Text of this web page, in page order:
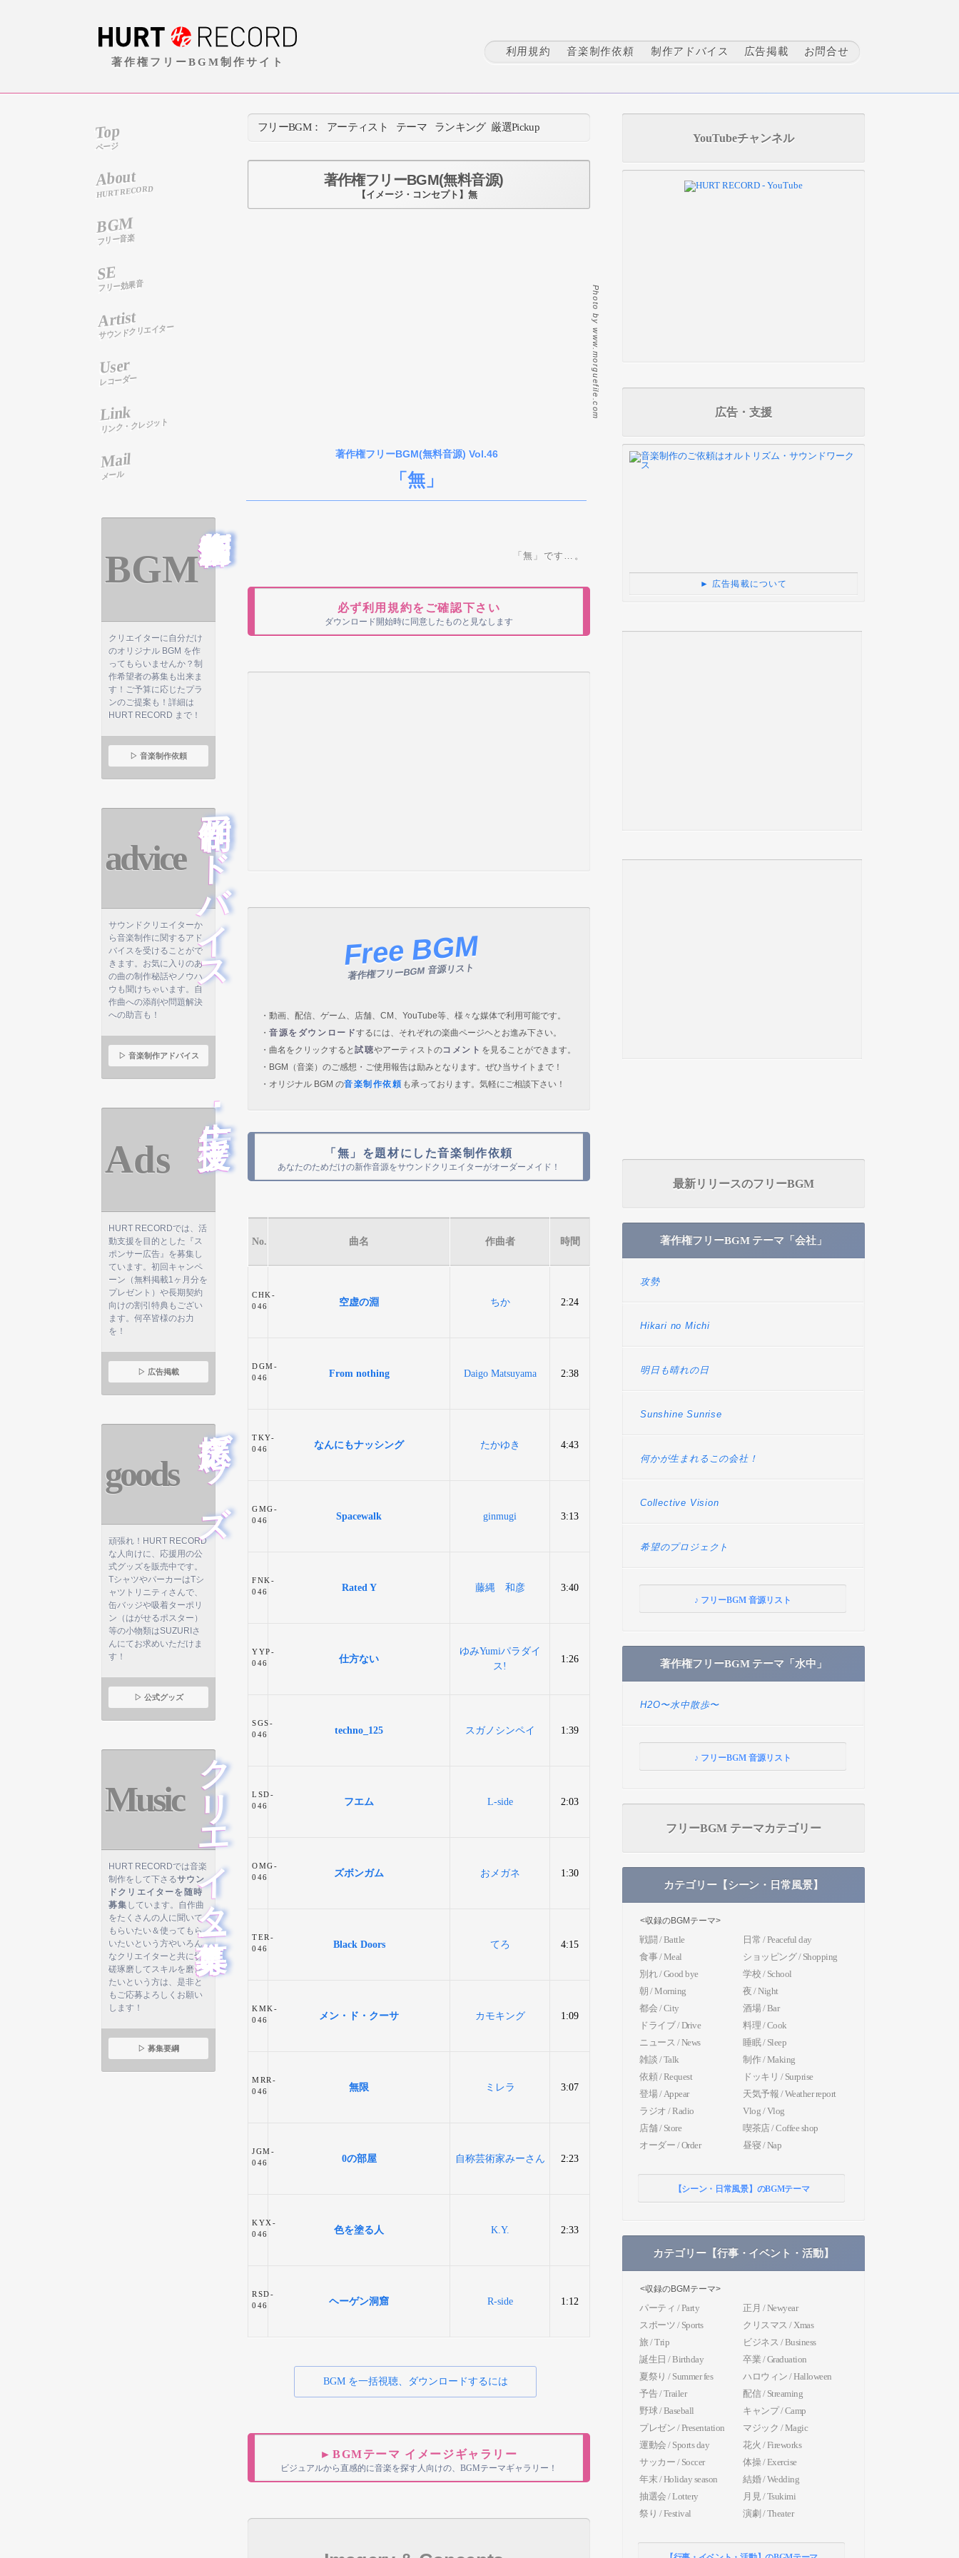
著作権フリーBGM制作サイト
利用規約 音楽制作依頼 制作アドバイス 広告掲載 お問合せ
Top
ページ
About
HURT RECORD
BGM
フリー音楽
SE
フリー効果音
Artist
サウンドクリエイター
User
レコーダー
Link
リンク・クレジット
Mail
メール
BGM
クリエイターに自分だけ
のオリジナル BGM を作
ってもらいませんか？制
作希望者の募集も出来ま
す！ご予算に応じたプラ
ンのご提案も！詳細は
HURT RECORD まで！
▷ 音楽制作依頼
advice 制作アドバイス
サウンドクリエイターか
ら音楽制作に関するアド
バイスを受けることがで
きます。お気に入りのあ
の曲の制作秘話やノウハ
ウも聞けちゃいます。自
作曲への添削や問題解決
への助言も！
▷ 音楽制作アドバイス
Ads
広告･支援
HURT RECORDでは、活
動支援を目的とした『ス
ポンサー広告』を募集し
ています。初回キャンペ
ーン（無料掲載1ヶ月分を
プレゼント）や長期契約
向けの割引特典もござい
ます。何卒皆様のお力
を！
▷ 広告掲載
goods 応援グッズ
頑張れ！HURT RECORD
な人向けに、応援用の公
式グッズを販売中です。
TシャツやパーカーはTシ
ャツトリニティさんで、
缶バッジや吸着ターポリ
ン（はがせるポスター）
等の小物類はSUZURIさ
んにてお求めいただけま
す！
▷ 公式グッズ
Music クリエイター募集
HURT RECORDでは音楽
制作をして下さるサウン
ドクリエイターを随時
募集 しています。自作曲
をたくさんの人に聞いて
もらいたい＆使ってもら
いたいという方やいろん
なクリエイターと共に切
磋琢磨してスキルを磨き
たいという方は、是非と
もご応募よろしくお願い
します！
▷ 募集要綱
フリーBGM： アーティスト テーマ ランキング 厳選Pickup
著作権フリーBGM(無料音源)
【イメージ・コンセプト】無
Photo by www.morguefile.com
著作権フリーBGM(無料音源) Vol.46
「無」
「無」です…。
必ず利用規約をご確認下さい
ダウンロード開始時に同意したものと見なします
Free BGM
著作権フリーBGM 音源リスト
・動画、配信、ゲーム、店舗、CM、YouTube等、様々な媒体で利用可能です。
・ 音源をダウンロードするには、それぞれの楽曲ページヘとお進み下さい。
・曲名をクリックすると 試聴やアーティストのコメント を見ることができます。
・BGM（音楽）のご感想・ご使用報告は励みとなります。ぜひ当サイトまで！
・オリジナル BGM の音楽制作依頼 も承っております。気軽にご相談下さい！
「無」を題材にした音楽制作依頼
あなたのためだけの新作音源をサウンドクリエイターがオーダーメイド！
No. 曲名 作曲者 時間
CHK-
046
空虚の淵 ちか 2:24
DGM-
046
From nothing Daigo Matsuyama 2:38
TKY-
046
なんにもナッシング たかゆき 4:43
GMG-
046
Spacewalk ginmugi 3:13
FNK-
046
Rated Y 藤縄 和彦 3:40
YYP-
046
仕方ない
ゆみYumiパラダイ
ス!
1:26
SGS-
046
techno_125 スガノシンペイ 1:39
LSD-
046
フエム L-side 2:03
OMG-
046
ズボンガム おメガネ 1:30
TER-
046
Black Doors てろ 4:15
KMK-
046
メン・ド・クーサ カモキング 1:09
MRR-
046
無限 ミレラ 3:07
JGM-
046
0の部屋 自称芸術家みーさん 2:23
KYX-
046
色を塗る人 K.Y. 2:33
RSD-
046
ヘーゲン洞窟 R-side 1:12
BGM を一括視聴、ダウンロードするには
►BGMテーマ イメージギャラリー
ビジュアルから直感的に音楽を探す人向けの、BGMテーマギャラリー！
YouTubeチャンネル
広告・支援
► 広告掲載について
最新リリースのフリーBGM
著作権フリーBGM テーマ「会社」
攻勢
Hikari no Michi
明日も晴れの日
Sunshine Sunrise
何かが生まれるこの会社！
Collective Vision
希望のプロジェクト
♪ フリーBGM 音源リスト
著作権フリーBGM テーマ「水中」
H2O〜水中散歩〜
♪ フリーBGM 音源リスト
フリーBGM テーマカテゴリー
カテゴリー【シーン・日常風景】
<収録のBGMテーマ>
戦闘 / Battle
日常 / Peaceful day
食事 / Meal
ショッピング / Shopping
別れ / Good bye
学校 / School
朝 / Morning
夜 / Night
都会 / City
酒場 / Bar
ドライブ / Drive
料理 / Cook
ニュース / News
睡眠 / Sleep
雑談 / Talk
制作 / Making
依頼 / Request
ドッキリ / Surprise
登場 / Appear
天気予報 / Weather report
ラジオ / Radio
Vlog / Vlog
店舗 / Store
喫茶店 / Coffee shop
オーダー / Order
昼寝 / Nap
【シーン・日常風景】のBGMテーマ
カテゴリー【行事・イベント・活動】
<収録のBGMテーマ>
パーティ / Party
正月 / Newyear
スポーツ / Sports
クリスマス / Xmas
旅 / Trip
ビジネス / Business
誕生日 / Birthday
卒業 / Graduation
夏祭り / Summer fes
ハロウィン / Halloween
予告 / Trailer
配信 / Streaming
野球 / Baseball
キャンプ / Camp
プレゼン / Presentation
マジック / Magic
運動会 / Sports day
花火 / Fireworks
サッカー / Soccer
体操 / Exercise
年末 / Holiday season
結婚 / Wedding
抽選会 / Lottery
月見 / Tsukimi
祭り / Festival
演劇 / Theater